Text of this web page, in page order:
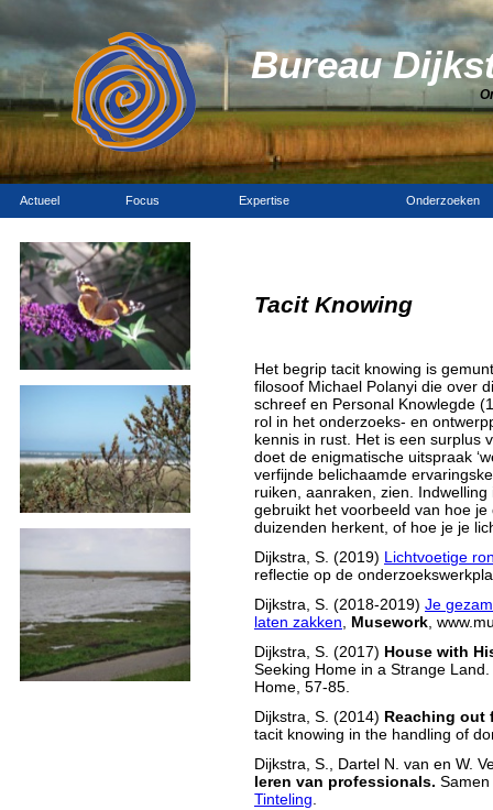
Bureau
Actueel Focus Expertise Onderzoeken
Tacit Knowing
Het begrip tacit knowing is
filosoof Michael Polanyi die over
schreef en Personal Knowlegde
rol in het onderzoeks- en
kennis in rust. Het is een surplus
doet de enigmatische uitspraak
verfijnde belichaamde
ruiken, aanraken, zien.
gebruikt het voorbeeld van hoe
duizenden herkent, of hoe je je
Dijkstra, S. (2019) Lichtvoetige
reflectie op de
Dijkstra, S. (2018-2019) Je
laten zakken, Musework,
Dijkstra, S. (2017) House with
Seeking Home in a Strange
Home, 57-85.
Dijkstra, S. (2014) Reaching out
tacit knowing in the handling of
Dijkstra, S., Dartel N. van en W.
leren van professionals.
Tinteling.